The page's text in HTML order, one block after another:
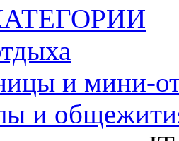
и мини-
и